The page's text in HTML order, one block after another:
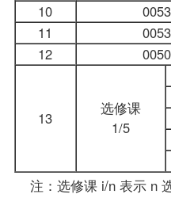
10
11
12
13
选修课
1/5
注：选修课 i/n 表示 n